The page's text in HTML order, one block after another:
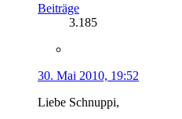
Beiträge
3.185
30. Mai 2010, 19:52
Liebe Schnuppi,